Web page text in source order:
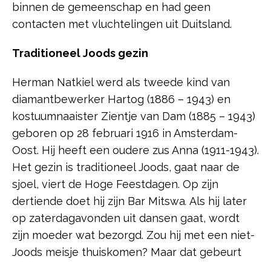
binnen de gemeenschap en had geen
contacten met vluchtelingen uit Duitsland.
Traditioneel Joods gezin
Herman Natkiel werd als tweede kind van
diamantbewerker Hartog (1886 – 1943) en
kostuumnaaister Zientje van Dam (1885 – 1943)
geboren op 28 februari 1916 in Amsterdam-
Oost. Hij heeft een oudere zus Anna (1911-1943).
Het gezin is traditioneel Joods, gaat naar de
sjoel, viert de Hoge Feestdagen. Op zijn
dertiende doet hij zijn Bar Mitswa. Als hij later
op zaterdagavonden uit dansen gaat, wordt
zijn moeder wat bezorgd. Zou hij met een niet-
Joods meisje thuiskomen? Maar dat gebeurt